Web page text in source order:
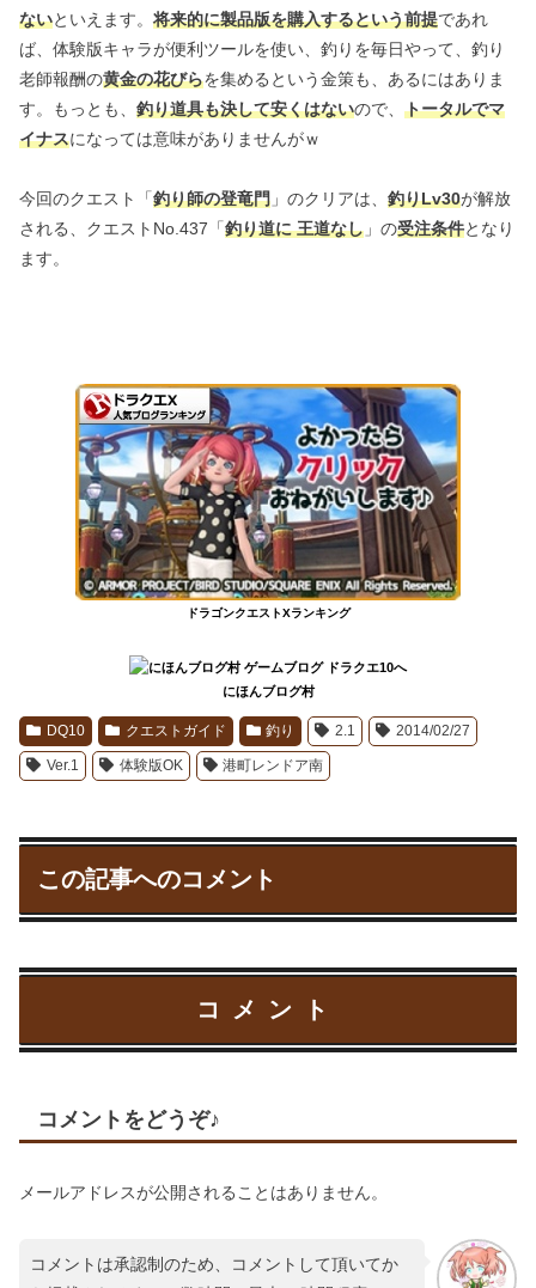
ないといえます。 将来的に製品版を購入するという前提であれ
ば、体験版キャラが便利ツールを使い、釣りを毎日やって、釣り
老師報酬の黄金の花びらを集めるという金策も、あるにはありま
す。もっとも、 釣り道具も決して安くはないので、 トータルでマ
イナスになっては意味がありませんがｗ
今回のクエスト「釣り師の登竜門 」のクリアは、 釣りLv30が解放
される、クエストNo.437「釣り道に 王道なし 」の受注条件となり
ます。
ドラゴンクエストXランキング
にほんブログ村
DQ10 クエストガイド 釣り 2.1 2014/02/27
Ver.1 体験版OK 港町レンドア南
この記事へのコメント
コメント
コメントをどうぞ♪
メールアドレスが公開されることはありません。
コメントは承認制のため、コメントして頂いてか